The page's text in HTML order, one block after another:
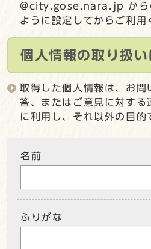
@city.gose.nara.jp から
ように設定してからご利用
個人情報の取り扱い
取得した個人情報は、お問
答、またはご意見に対する
に利用し、それ以外の目的
名前
ふりがな